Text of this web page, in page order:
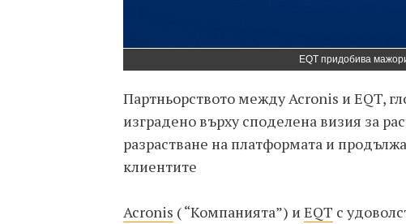
EQT придобива
Партньорството между Acronis и EQT,
изградено върху споделена визия за
разрастване на платформата и
клиентите
Acronis ( “Компанията”) и EQT с